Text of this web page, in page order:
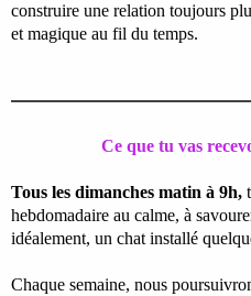
construire une relation toujours
et magique au fil du temps.
Ce que tu vas
Tous les dimanches matin à 9h,
hebdomadaire au calme, à
idéalement, un chat installé
Chaque semaine, nous